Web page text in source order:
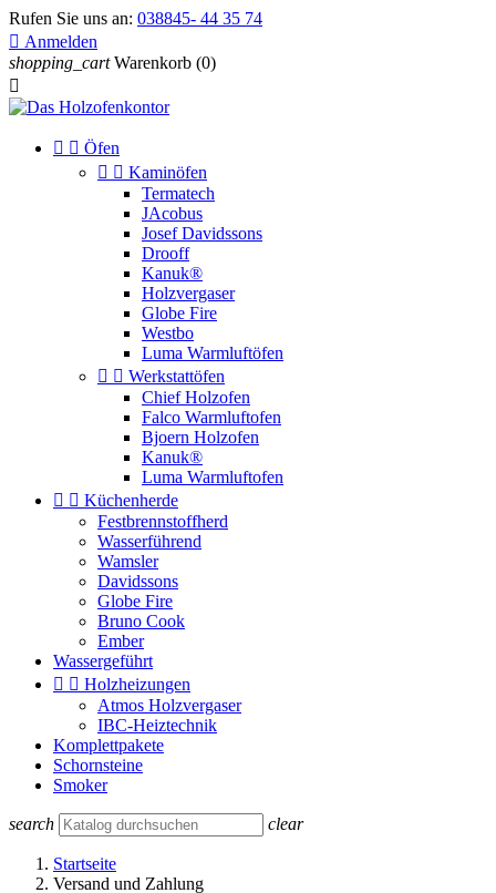
Rufen Sie uns an: 038845- 44 35 74
 Anmelden
shopping_cart Warenkorb (0)

  Öfen
  Kaminöfen
Termatech
JAcobus
Josef Davidssons
Drooff
Kanuk®
Holzvergaser
Globe Fire
Westbo
Luma Warmluftöfen
  Werkstattöfen
Chief Holzofen
Falco Warmluftofen
Bjoern Holzofen
Kanuk®
Luma Warmluftofen
  Küchenherde
Festbrennstoffherd
Wasserführend
Wamsler
Davidssons
Globe Fire
Bruno Cook
Ember
Wassergeführt
  Holzheizungen
Atmos Holzvergaser
IBC-Heiztechnik
Komplettpakete
Schornsteine
Smoker
search clear
Startseite
Versand und Zahlung